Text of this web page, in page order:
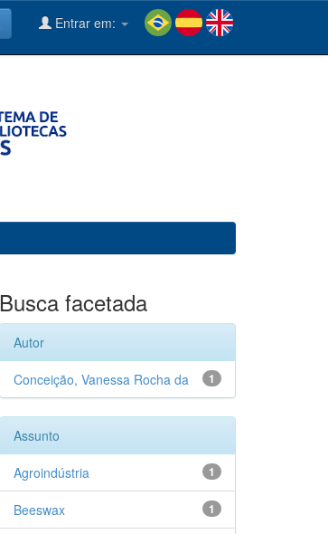
Entrar em:
Busca facetada
Autor
1
Conceição, Vanessa Rocha da
Assunto
1
Agroindústria
1
Beeswax